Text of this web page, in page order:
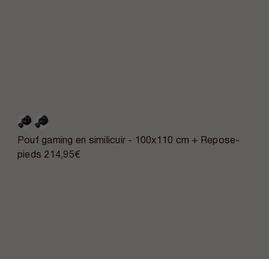
Pouf gaming en similicuir - 100x110 cm + Repose-
pieds 214,95€